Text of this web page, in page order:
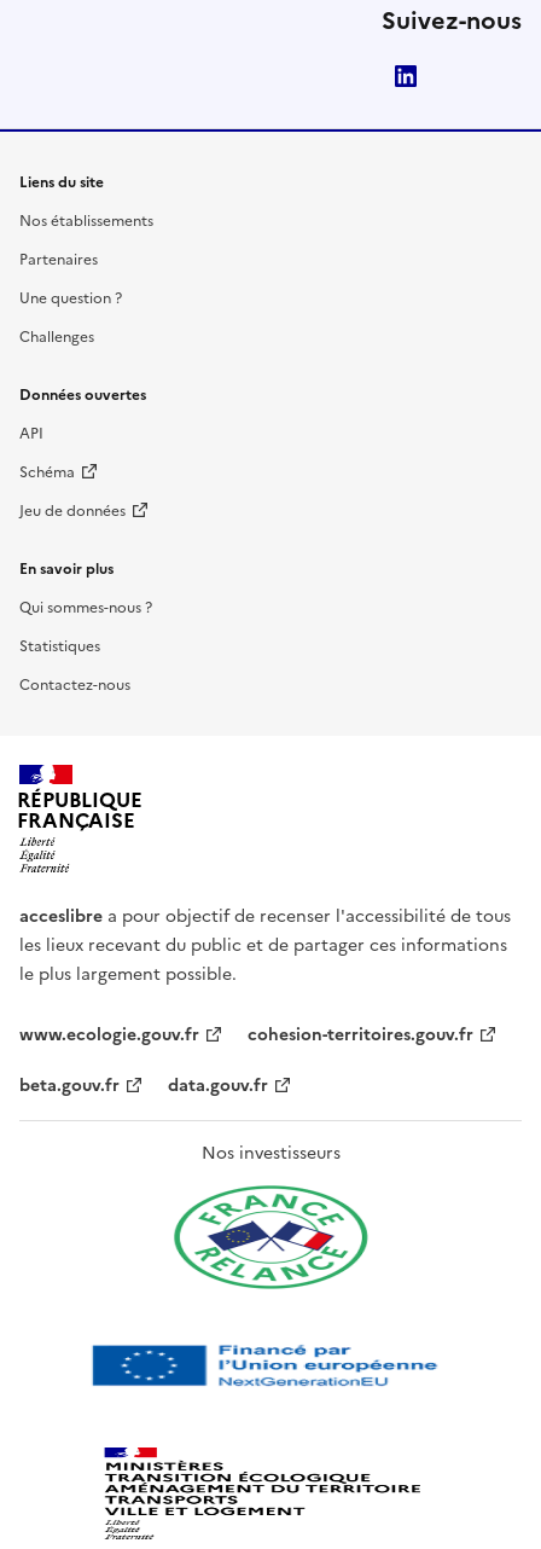
Suivez-nous
Liens du site
Nos établissements
Partenaires
Une question ?
Challenges
Données ouvertes
API
Schéma
Jeu de données
En savoir plus
Qui sommes-nous ?
Statistiques
Contactez-nous
RÉPUBLIQUE
FRANÇAISE
acceslibre a pour objectif de recenser l'accessibilité de tous
les lieux recevant du public et de partager ces informations
le plus largement possible.
www.ecologie.gouv.fr
cohesion-territoires.gouv.fr
beta.gouv.fr
data.gouv.fr
Nos investisseurs